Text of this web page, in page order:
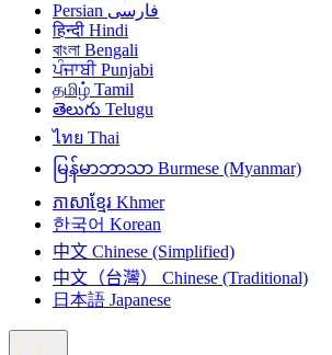
فارسی Persian
हिन्दी Hindi
বাংলা Bengali
ਪੰਜਾਬੀ Punjabi
தமிழ் Tamil
తెలుగు Telugu
ไทย Thai
မြန်မာဘာသာ Burmese (Myanmar)
ភាសាខ្មែរ Khmer
한국어 Korean
中文 Chinese (Simplified)
中文（台灣）
Chinese (Traditional)
日本語 Japanese